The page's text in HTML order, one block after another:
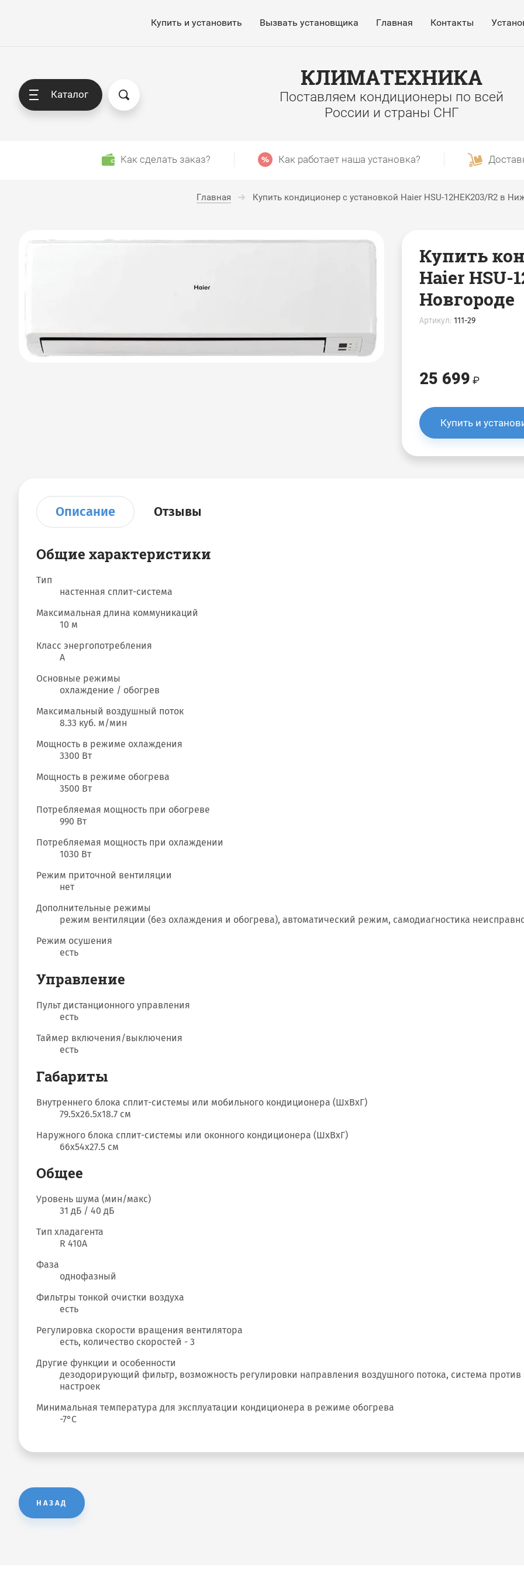
Купить и установить Вызвать установщика Главная Контакты
Каталог
КЛИМАТЕХНИКА
Поставляем кондиционеры по всей
России и страны СНГ
Как сделать заказ? Как работает наша установка?
Главная Купить кондиционер с установкой Haier HSU-12HEK203/R2 в
Купить
Haier HSU-
Новгороде
Артикул: 111-29
25 699
Купить и
Описание Отзывы
Общие характеристики
Тип
настенная сплит-система
Максимальная длина коммуникаций
10 м
Класс энергопотребления
A
Основные режимы
охлаждение / обогрев
Максимальный воздушный поток
8.33 куб. м/мин
Мощность в режиме охлаждения
3300 Вт
Мощность в режиме обогрева
3500 Вт
Потребляемая мощность при обогреве
990 Вт
Потребляемая мощность при охлаждении
1030 Вт
Режим приточной вентиляции
нет
Дополнительные режимы
режим вентиляции (без охлаждения и обогрева), автоматический режим, самодиагностика
Режим осушения
есть
Управление
Пульт дистанционного управления
есть
Таймер включения/выключения
есть
Габариты
Внутреннего блока сплит-системы или мобильного кондиционера (ШxВxГ)
79.5x26.5x18.7 см
Наружного блока сплит-системы или оконного кондиционера (ШxВxГ)
66x54x27.5 см
Общее
Уровень шума (мин/макс)
31 дБ / 40 дБ
Тип хладагента
R 410A
Фаза
однофазный
Фильтры тонкой очистки воздуха
есть
Регулировка скорости вращения вентилятора
есть, количество скоростей - 3
Другие функции и особенности
дезодорирующий фильтр, возможность регулировки направления воздушного потока, система
настроек
Минимальная температура для эксплуатации кондиционера в режиме обогрева
-7°С
НАЗАД